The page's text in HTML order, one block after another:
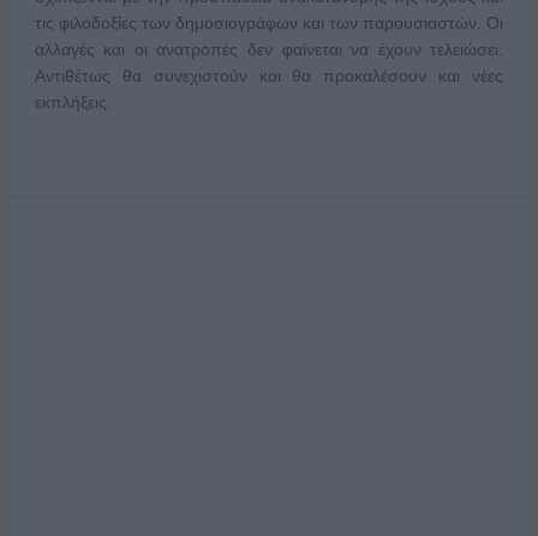
τις φιλοδοξίες των δημοσιογράφων και των παρουσιαστών. Οι
αλλαγές και οι ανατροπές δεν φαίνεται να έχουν τελειώσει.
Αντιθέτως θα συνεχιστούν και θα προκαλέσουν και νέες
εκπλήξεις.